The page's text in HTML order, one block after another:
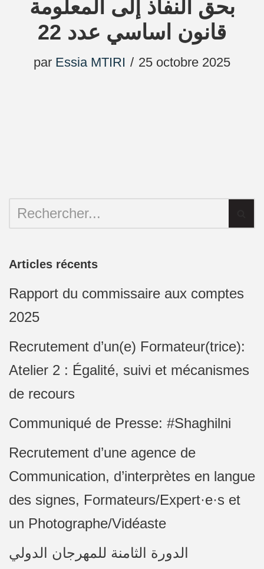
بحق النفاذ إلى المعلومة
قانون اساسي عدد 22
par Essia MTIRI 25 octobre 2025
Articles récents
Rapport du commissaire aux comptes
2025
Recrutement d’un(e) Formateur(trice):
Atelier 2 : Égalité, suivi et mécanismes
de recours
Communiqué de Presse: #Shaghilni
Recrutement d’une agence de
Communication, d’interprètes en langue
des signes, Formateurs/Expert·e·s et
un Photographe/Vidéaste
الدورة الثامنة للمهرجان الدولي